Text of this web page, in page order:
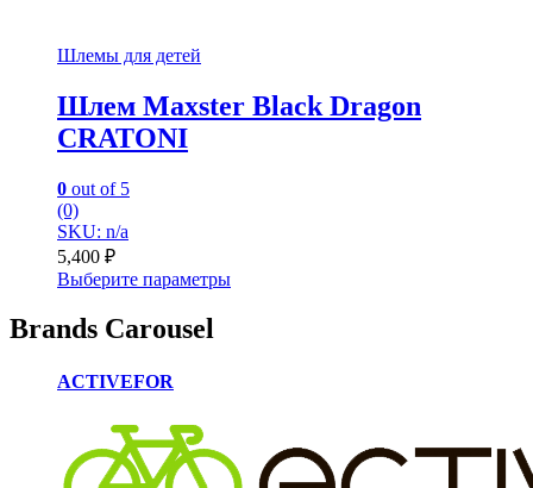
Шлемы для детей
Шлем Maxster Black Dragon
CRATONI
0 out of 5
(0)
SKU: n/a
5,400 ₽
Выберите параметры
Brands Carousel
ACTIVEFOR